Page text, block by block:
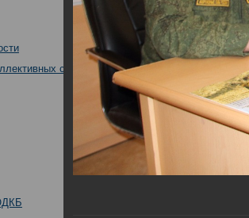
сил)